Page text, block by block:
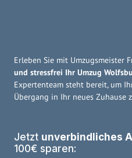
Erleben Sie mit Umzugsmeister
und stressfrei Ihr Umzug
Expertenteam steht bereit, um
Übergang in Ihr neues Zuhause
Jetzt unverbindliches
100€ sparen: